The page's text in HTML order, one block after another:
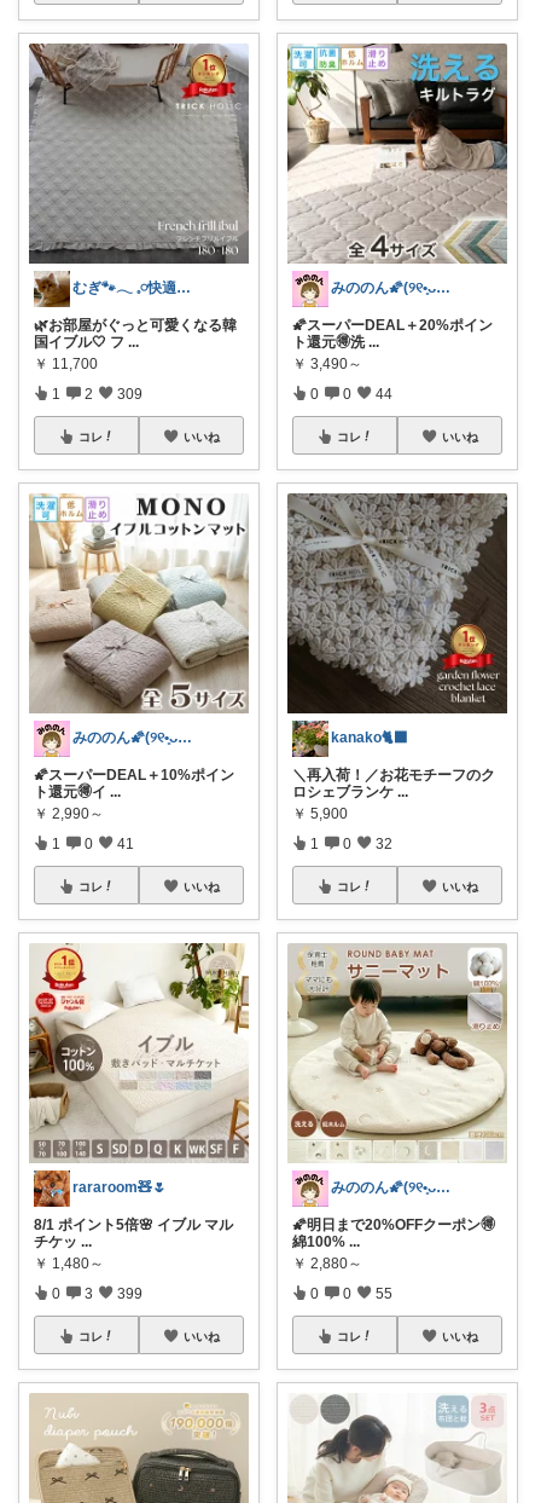
むぎ🐾‪𓂃 𓈒𓏸快適な寝具紹介
🌿お部屋がぐっと可愛くなる韓
国イブル🤍 フ ...
￥ 11,700
1 2 309
コレ いいね
みののん🌠(୨୧•͈ᴗ•͈)感謝♡
🌠スーパーDEAL＋10%ポイン
ト還元🉐イ ...
￥ 2,990～
1 0 41
コレ いいね
rararoom🧸🌷
8/1 ポイント5倍🌸 イブル マル
チケッ ...
￥ 1,480～
0 3 399
コレ いいね
みののん🌠(୨୧•͈ᴗ•͈)感謝♡
🌠スーパーDEAL＋20%ポイン
ト還元🉐洗 ...
￥ 3,490～
0 0 44
コレ いいね
kanako🐈‍⬛
＼再入荷！／お花モチーフのク
ロシェブランケ ...
￥ 5,900
1 0 32
コレ いいね
みののん🌠(୨୧•͈ᴗ•͈)感謝♡
🌠明日まで20%OFFクーポン🉐
綿100% ...
￥ 2,880～
0 0 55
コレ いいね